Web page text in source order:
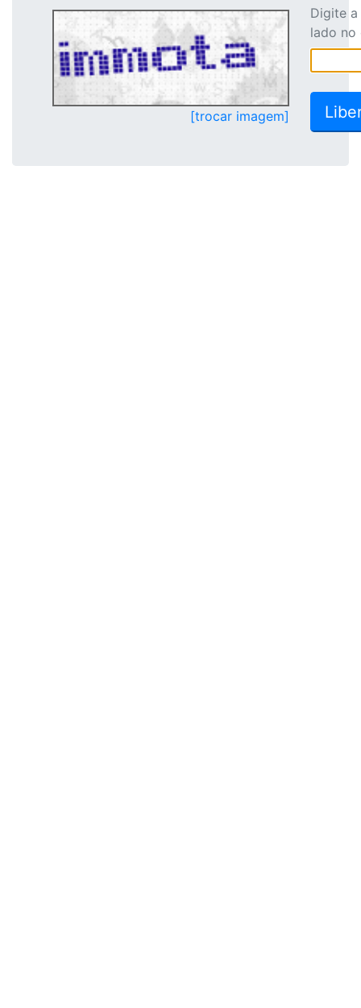
[trocar imagem]
Digite
lado no